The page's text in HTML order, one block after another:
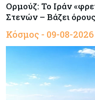
Ορμούζ: Το Ιράν
Στενών – Βάζει
Κόσμος - 09-08-2026